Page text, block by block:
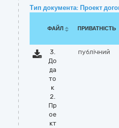
Тип документа: Проект
ФАЙЛ ПРИВАТНІСТЬ
3.
До
да
то
к
2.
Пр
ое
кт
публічний